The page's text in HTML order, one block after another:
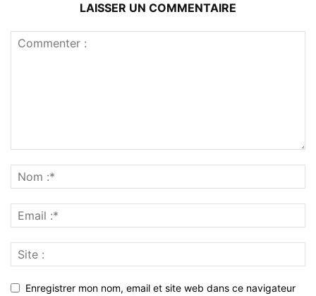
LAISSER UN COMMENTAIRE
Enregistrer mon nom, email et site web dans ce navigateur